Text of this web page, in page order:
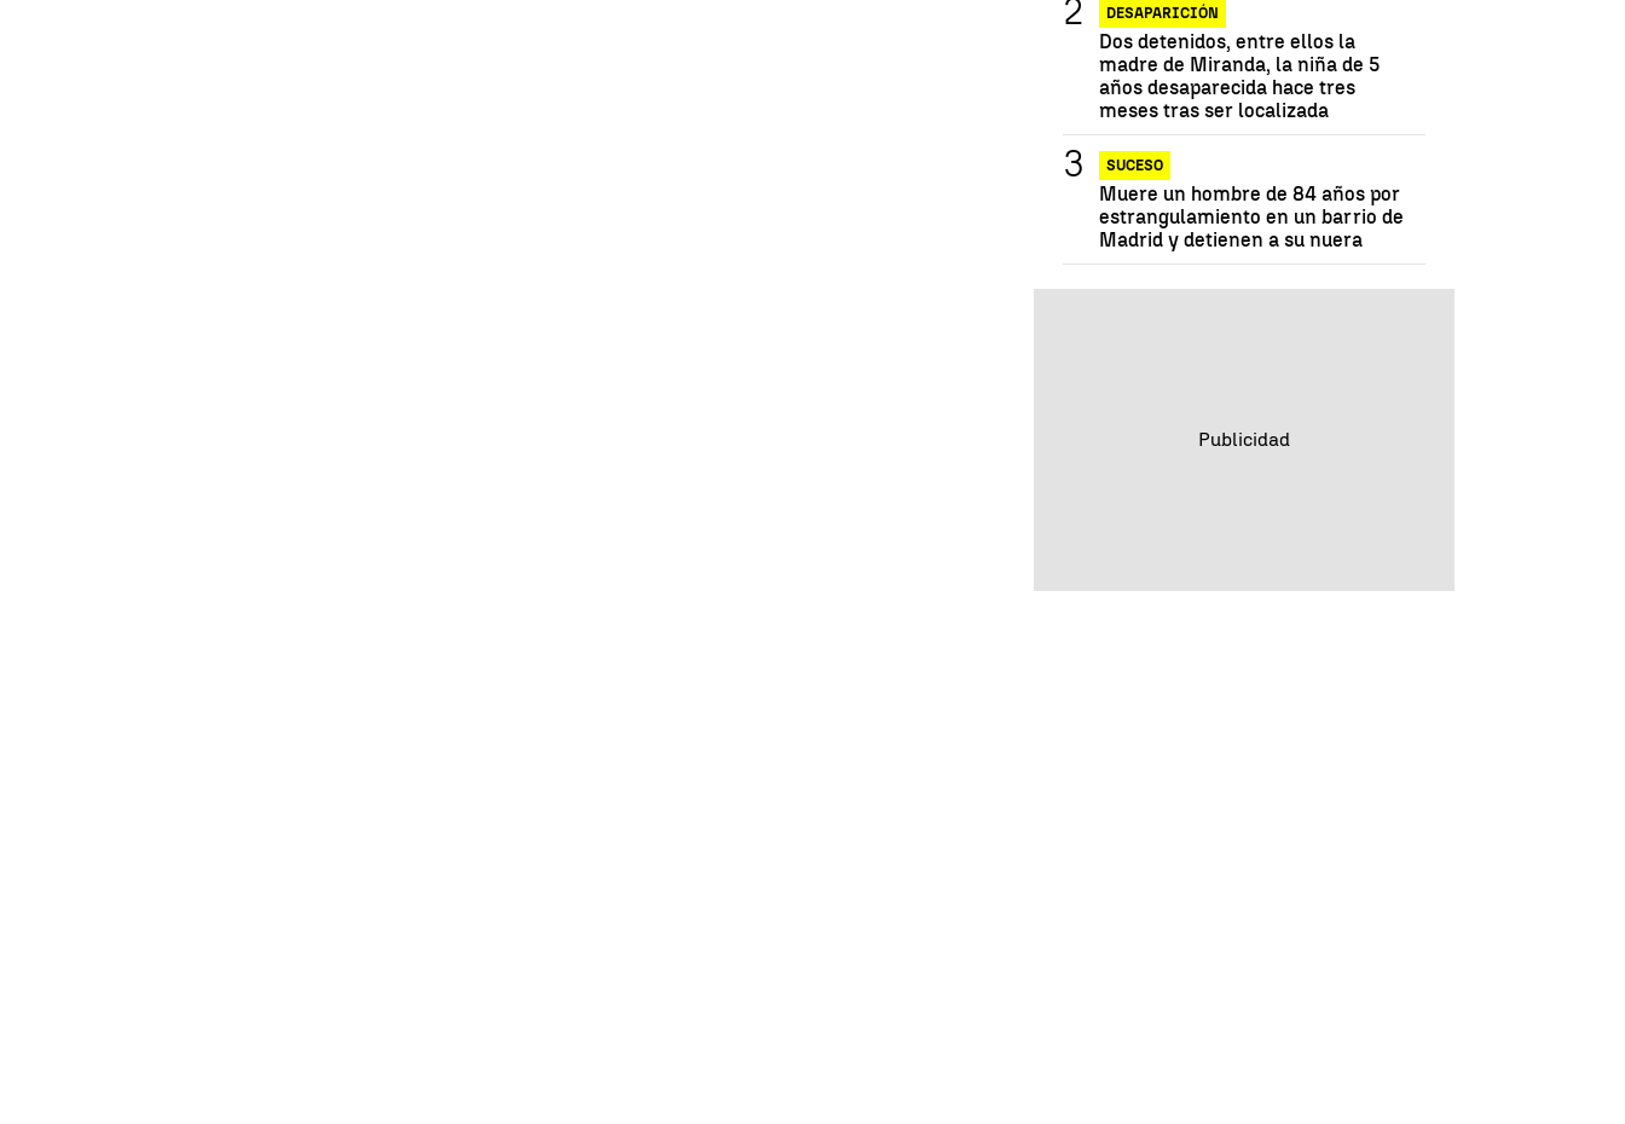
DESAPARICIÓN
Dos detenidos, entre ellos la
madre de Miranda, la niña de 5
años desaparecida hace tres
meses tras ser localizada
SUCESO
Muere un hombre de 84 años por
estrangulamiento en un barrio de
Madrid y detienen a su nuera